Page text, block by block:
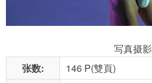
写真摄影
张数:
146 P(雙頁)